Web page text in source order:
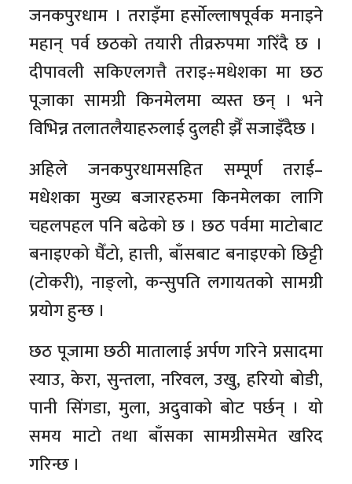
जनकपुरधाम । तराइँमा हर्सोल्लाषपूर्वक मनाइने
महान् पर्व छठको तयारी तीव्ररुपमा गरिँदै छ ।
दीपावली सकिएलगत्तै तराइ÷मधेशका मा छठ
पूजाका सामग्री किनमेलमा व्यस्त छन् । भने
विभिन्न तलातलैयाहरुलाई दुलही झैँ सजाइँदैछ ।
अहिले जनकपुरधामसहित सम्पूर्ण तराई–
मधेशका मुख्य बजारहरुमा किनमेलका लागि
चहलपहल पनि बढेको छ । छठ पर्वमा माटोबाट
बनाइएको घैँटो, हात्ती, बाँसबाट बनाइएको छिट्टी
(टोकरी), नाङ्लो, कन्सुपति लगायतको सामग्री
प्रयोग हुन्छ ।
छठ पूजामा छठी मातालाई अर्पण गरिने प्रसादमा
स्याउ, केरा, सुन्तला, नरिवल, उखु, हरियो बोडी,
पानी सिंगडा, मुला, अदुवाको बोट पर्छन् । यो
समय माटो तथा बाँसका सामग्रीसमेत खरिद
गरिन्छ ।